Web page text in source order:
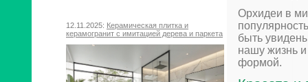
12.11.2025: Керамическая плитка и
керамогранит с имитацией дерева и паркета
Орхидеи в
быть
нашу жизнь
формой.